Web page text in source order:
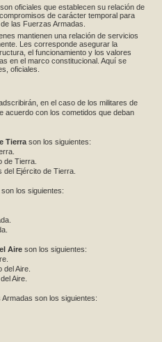
son oficiales que establecen su relación de
de carácter temporal para
las Fuerzas Armadas.
mantienen una relación de servicios
Les corresponde asegurar la
el funcionamiento y los valores
en el marco constitucional. Aquí se
oficiales.
en el caso de los militares de
acuerdo con los cometidos que deban
Tierra son los siguientes:
Tierra.
Ejército de Tierra.
son los siguientes:
Aire son los siguientes:
Aire.
Aire.
son los siguientes: